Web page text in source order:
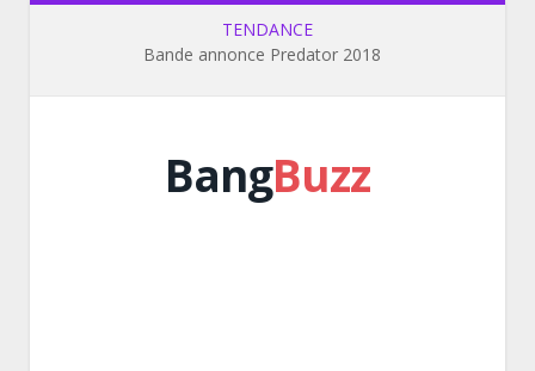
TENDANCE
Bande annonce Predator 2018
BangBuzz